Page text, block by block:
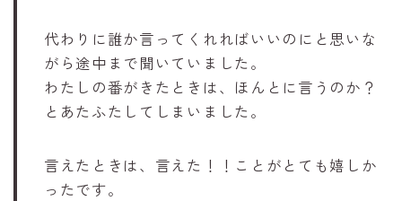
代わりに誰か言ってくれればいいのにと思いな
がら途中まで聞いていました。
わたしの番がきたときは、ほんとに言うのか？
とあたふたしてしまいました。
言えたときは、言えた！！ことがとても嬉しか
ったです。